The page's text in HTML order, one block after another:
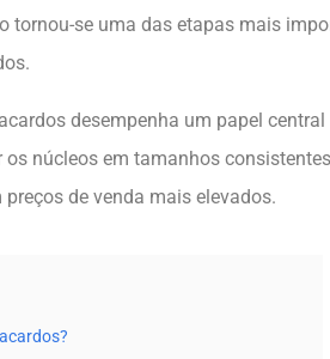
tornou-se uma das etapas mais
desempenha um papel central
núcleos em tamanhos
de venda mais elevados.